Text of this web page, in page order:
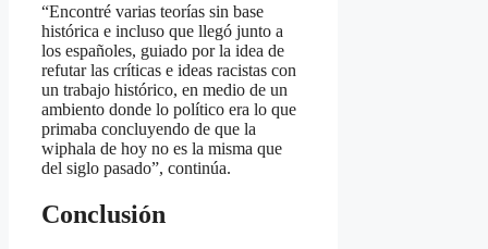
“Encontré varias teorías sin base
histórica e incluso que llegó junto a
los españoles, guiado por la idea de
refutar las críticas e ideas racistas con
un trabajo histórico, en medio de un
ambiento donde lo político era lo que
primaba concluyendo de que la
wiphala de hoy no es la misma que
del siglo pasado”, continúa.
Conclusión